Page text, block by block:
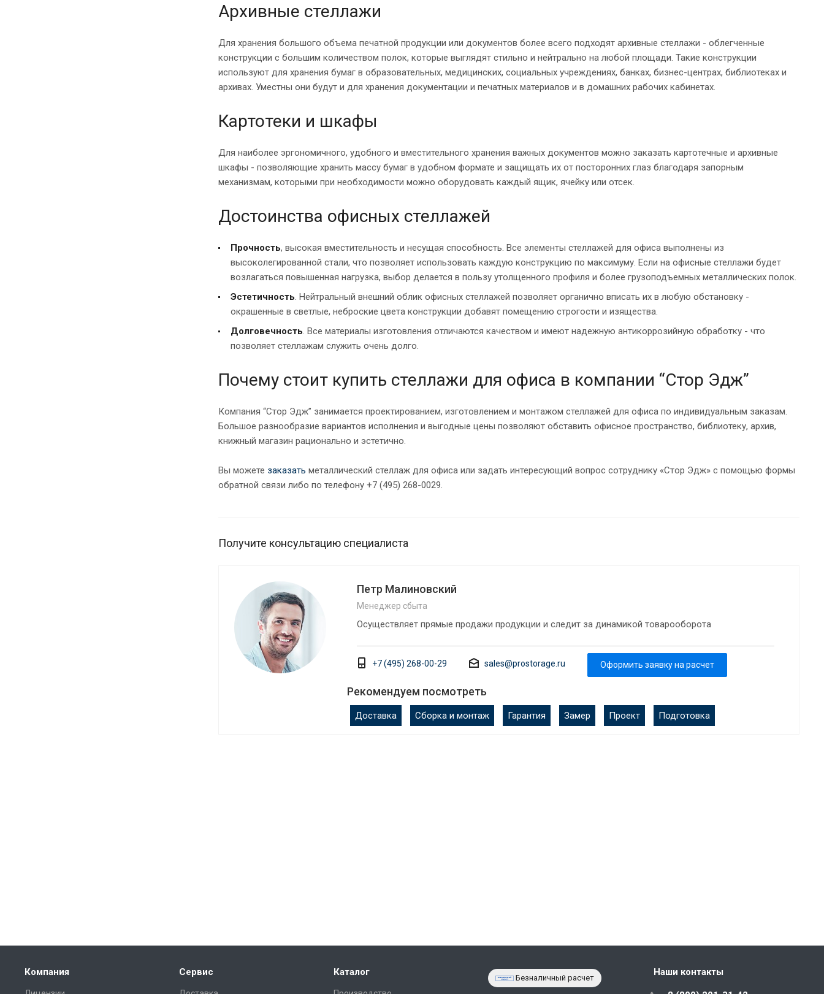
Архивные стеллажи
Для хранения большого объема печатной продукции или документов более всего подходят архивные стеллажи - облегченные
конструкции с большим количеством полок, которые выглядят стильно и нейтрально на любой площади. Такие конструкции
используют для хранения бумаг в образовательных, медицинских, социальных учреждениях, банках, бизнес-центрах, библиотеках и
архивах. Уместны они будут и для хранения документации и печатных материалов и в домашних рабочих кабинетах.
Картотеки и шкафы
Для наиболее эргономичного, удобного и вместительного хранения важных документов можно заказать картотечные и архивные
шкафы - позволяющие хранить массу бумаг в удобном формате и защищать их от посторонних глаз благодаря запорным
механизмам, которыми при необходимости можно оборудовать каждый ящик, ячейку или отсек.
Достоинства офисных стеллажей
Прочность, высокая вместительность и несущая способность. Все элементы стеллажей для офиса выполнены из
высоколегированной стали, что позволяет использовать каждую конструкцию по максимуму. Если на офисные стеллажи будет
возлагаться повышенная нагрузка, выбор делается в пользу утолщенного профиля и более грузоподъемных металлических полок.
Эстетичность. Нейтральный внешний облик офисных стеллажей позволяет органично вписать их в любую обстановку -
окрашенные в светлые, неброские цвета конструкции добавят помещению строгости и изящества.
Долговечность. Все материалы изготовления отличаются качеством и имеют надежную антикоррозийную обработку - что
позволяет стеллажам служить очень долго.
Почему стоит купить стеллажи для офиса в компании “Стор Эдж”
Компания “Стор Эдж” занимается проектированием, изготовлением и монтажом стеллажей для офиса по индивидуальным заказам.
Большое разнообразие вариантов исполнения и выгодные цены позволяют обставить офисное пространство, библиотеку, архив,
книжный магазин рационально и эстетично.
Вы можете заказать металлический стеллаж для офиса или задать интересующий вопрос сотруднику «Стор Эдж» с помощью формы
обратной связи либо по телефону +7 (495) 268-0029.
Получите консультацию специалиста
Петр Малиновский
Менеджер сбыта
Осуществляет прямые продажи продукции и следит за динамикой товарооборота
+7 (495) 268-00-29 sales@prostorage.ru Оформить заявку на расчет
Рекомендуем посмотреть
Доставка Сборка и монтаж Гарантия Замер Проект Подготовка
Компания Сервис Каталог
Безналичный расчет
Наши контакты